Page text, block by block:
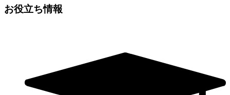
お役立ち情報